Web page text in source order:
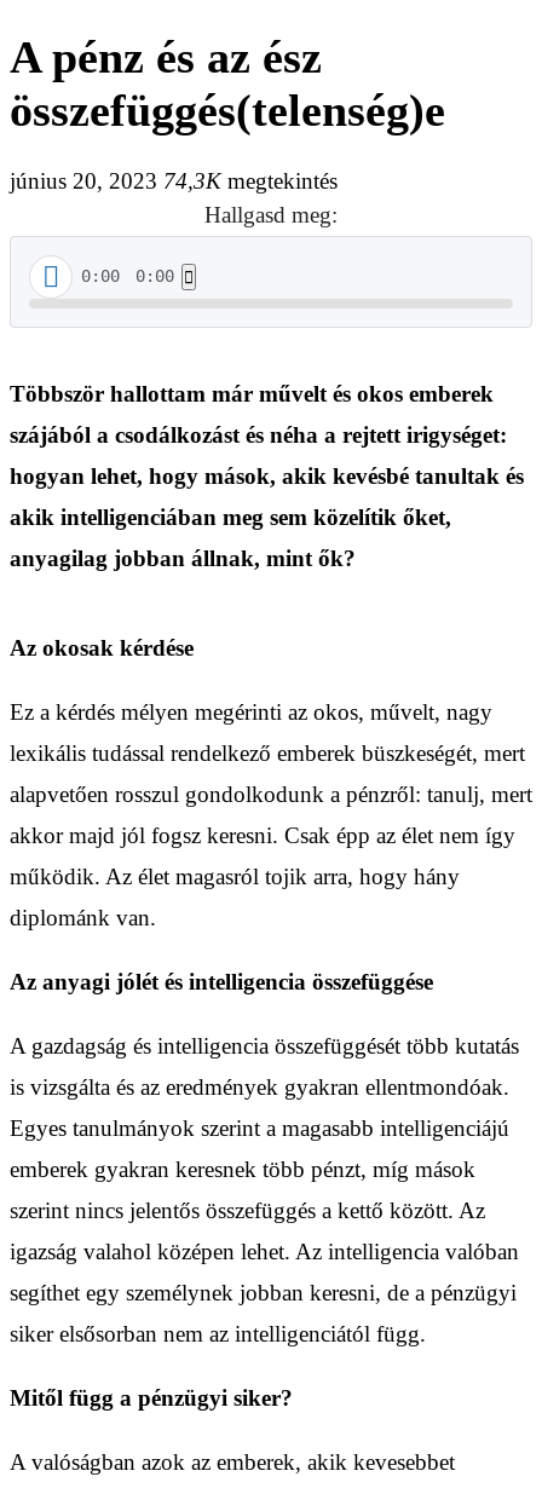
A pénz és az ész
összefüggés(telenség)e
június 20, 2023 74,3Kmegtekintés
Hallgasd meg:
0:00 0:00
Többször hallottam már művelt és okos emberek
szájából a csodálkozást és néha a rejtett irigységet:
hogyan lehet, hogy mások, akik kevésbé tanultak és
akik intelligenciában meg sem közelítik őket,
anyagilag jobban állnak, mint ők?
Az okosak kérdése
Ez a kérdés mélyen megérinti az okos, művelt, nagy
lexikális tudással rendelkező emberek büszkeségét, mert
alapvetően rosszul gondolkodunk a pénzről: tanulj, mert
akkor majd jól fogsz keresni. Csak épp az élet nem így
működik. Az élet magasról tojik arra, hogy hány
diplománk van.
Az anyagi jólét és intelligencia összefüggése
A gazdagság és intelligencia összefüggését több kutatás
is vizsgálta és az eredmények gyakran ellentmondóak.
Egyes tanulmányok szerint a magasabb intelligenciájú
emberek gyakran keresnek több pénzt, míg mások
szerint nincs jelentős összefüggés a kettő között. Az
igazság valahol középen lehet. Az intelligencia valóban
segíthet egy személynek jobban keresni, de a pénzügyi
siker elsősorban nem az intelligenciától függ.
Mitől függ a pénzügyi siker?
A valóságban azok az emberek, akik kevesebbet